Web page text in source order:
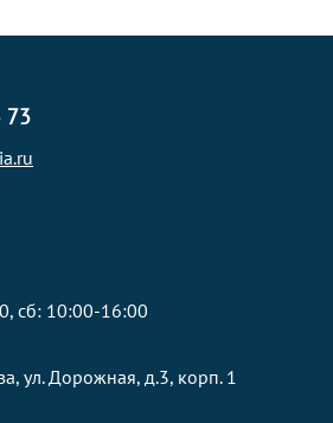
73
сб: 10:00-16:00
ул. Дорожная, д.3, корп. 1